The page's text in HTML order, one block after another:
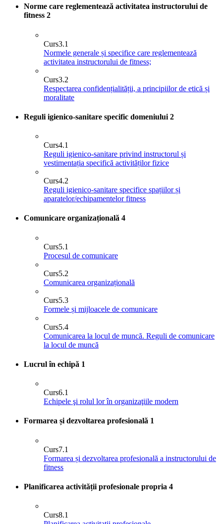
Norme care reglementează activitatea instructorului de
fitness 2
Curs3.1
Normele generale și specifice care reglementează
activitatea instructorului de fitness;
Curs3.2
Respectarea confidențialității, a principiilor de etică și
moralitate
Reguli igienico-sanitare specific domeniului 2
Curs4.1
Reguli igienico-sanitare privind instructorul și
vestimentația specifică activităților fizice
Curs4.2
Reguli igienico-sanitare specifice spațiilor și
aparatelor/echipamentelor fitness
Comunicare organizațională 4
Curs5.1
Procesul de comunicare
Curs5.2
Comunicarea organizațională
Curs5.3
Formele și mijloacele de comunicare
Curs5.4
Comunicarea la locul de muncă. Reguli de comunicare
la locul de muncă
Lucrul în echipă 1
Curs6.1
Echipele şi rolul lor în organizaţiile modern
Formarea și dezvoltarea profesională 1
Curs7.1
Formarea și dezvoltarea profesională a instructorului de
fitness
Planificarea activității profesionale propria 4
Curs8.1